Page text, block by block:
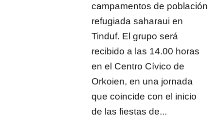
campamentos de población
refugiada saharaui en
Tinduf. El grupo será
recibido a las 14.00 horas
en el Centro Cívico de
Orkoien, en una jornada
que coincide con el inicio
de las fiestas de...